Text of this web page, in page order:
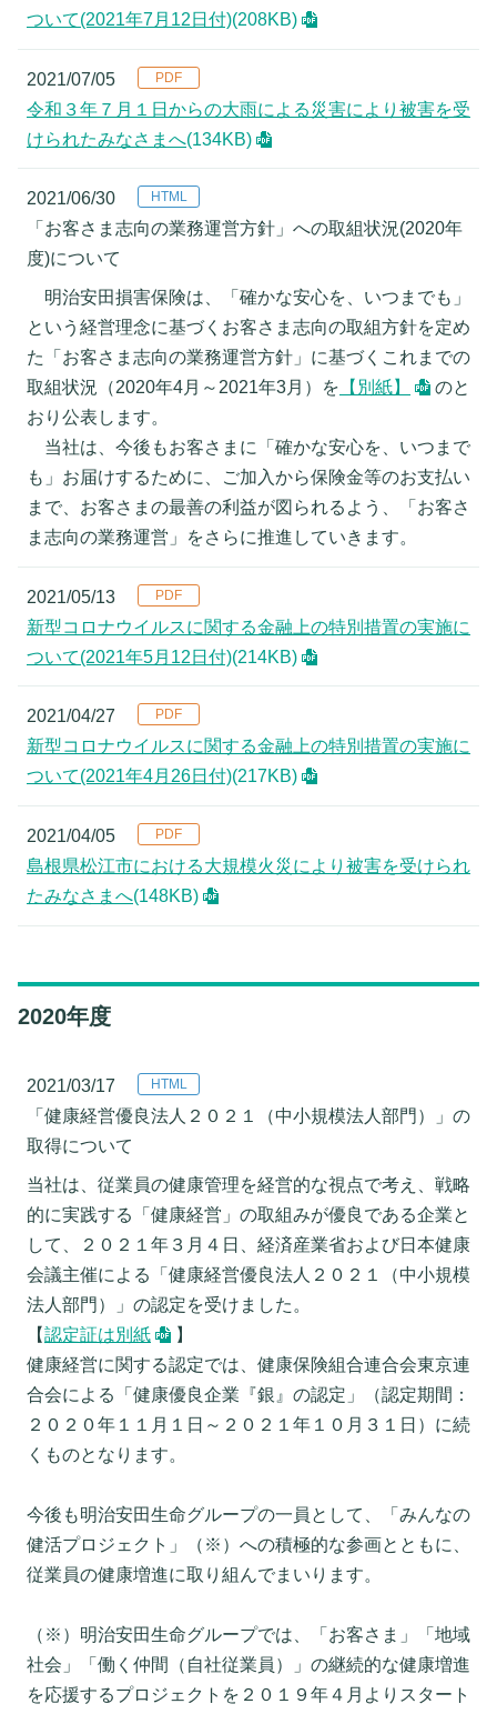
ついて(2021年7月12日付)(208KB)
2021/07/05
令和３年７月１日からの大雨による災害により被害を受
けられたみなさまへ(134KB)
2021/06/30
「お客さま志向の業務運営方針」への取組状況(2020年
度)について
明治安田損害保険は、「確かな安心を、いつまでも」
という経営理念に基づくお客さま志向の取組方針を定め
た「お客さま志向の業務運営方針」に基づくこれまでの
取組状況（2020年4月～2021年3月）を 【別紙】
のと
おり公表します。
当社は、今後もお客さまに「確かな安心を、いつまで
も」お届けするために、ご加入から保険金等のお支払い
まで、お客さまの最善の利益が図られるよう、「お客さ
ま志向の業務運営」をさらに推進していきます。
2021/05/13
新型コロナウイルスに関する金融上の特別措置の実施に
ついて(2021年5月12日付)(214KB)
2021/04/27
新型コロナウイルスに関する金融上の特別措置の実施に
ついて(2021年4月26日付)(217KB)
2021/04/05
島根県松江市における大規模火災により被害を受けられ
たみなさまへ(148KB)
2020年度
2021/03/17
「健康経営優良法人２０２１（中小規模法人部門）」の
取得について
当社は、従業員の健康管理を経営的な視点で考え、戦略
的に実践する「健康経営」の取組みが優良である企業と
して、２０２１年３月４日、経済産業省および日本健康
会議主催による「健康経営優良法人２０２１（中小規模
法人部門）」の認定を受けました。
【認定証は別紙
】
健康経営に関する認定では、健康保険組合連合会東京連
合会による「健康優良企業『銀』の認定」（認定期間：
２０２０年１１月１日～２０２１年１０月３１日）に続
くものとなります。
今後も明治安田生命グループの一員として、「みんなの
健活プロジェクト」（※）への積極的な参画とともに、
従業員の健康増進に取り組んでまいります。
（※）明治安田生命グループでは、「お客さま」「地域
社会」「働く仲間（自社従業員）」の継続的な健康増進
を応援するプロジェクトを２０１９年４月よりスタート